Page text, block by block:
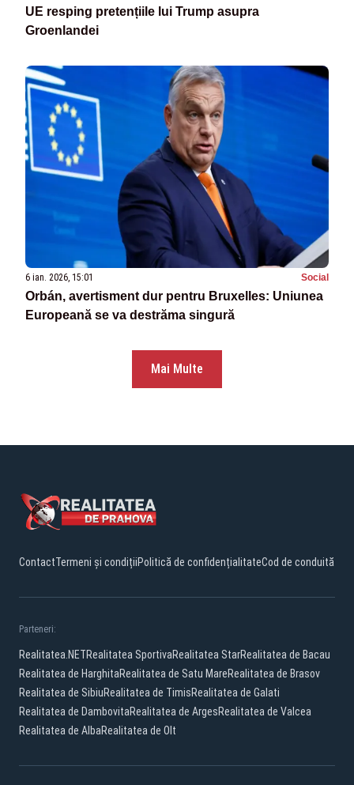
UE resping pretențiile lui Trump asupra
Groenlandei
6 ian. 2026, 15:01 Social
Orbán, avertisment dur pentru Bruxelles: Uniunea
Europeană se va destrăma singură
Mai Multe
ContactTermeni și condițiiPolitică de confidențialitateCod de conduită
Parteneri:
Realitatea.NETRealitatea SportivaRealitatea StarRealitatea de Bacau
Realitatea de HarghitaRealitatea de Satu MareRealitatea de Brasov
Realitatea de SibiuRealitatea de TimisRealitatea de Galati
Realitatea de DambovitaRealitatea de ArgesRealitatea de Valcea
Realitatea de AlbaRealitatea de Olt